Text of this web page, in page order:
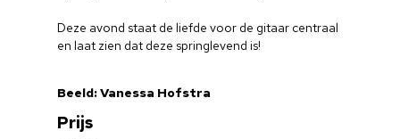
Deze avond staat de liefde voor de gitaar centraal
en laat zien dat deze springlevend is!
Beeld: Vanessa Hofstra
Prijs